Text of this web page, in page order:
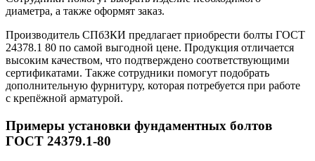
диаметра, а также оформят заказ.
Производитель СПбЗКИ предлагает приобрести болты ГОСТ
24378.1 80 по самой выгодной цене. Продукция отличается
высоким качеством, что подтверждено соответствующими
сертификатами. Также сотрудники помогут подобрать
дополнительную фурнитуру, которая потребуется при работе
с крепёжной арматурой.
Примеры установки фундаментных болтов
ГОСТ 24379.1-80